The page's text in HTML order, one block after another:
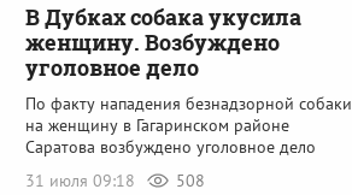
В Дубках собака укусила
женщину. Возбуждено
уголовное дело
По факту нападения безнадзорной собаки
на женщину в Гагаринском районе
Саратова возбуждено уголовное дело
31 июля 09:18
508